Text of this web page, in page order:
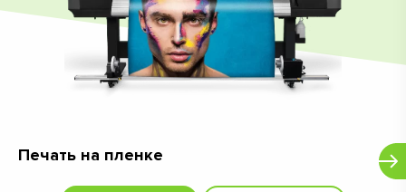
Печать на пленке